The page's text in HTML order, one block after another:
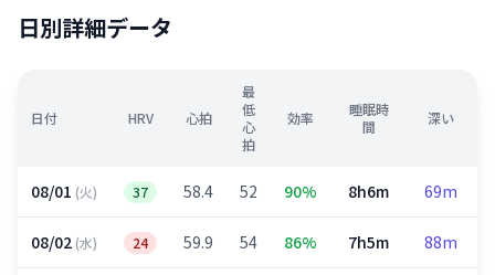
日別詳細データ
日付 HRV 心拍
最
低
心
拍
効率
睡眠時
間
深い
08/01 (火) 37 58.4 52 90% 8h6m 69m
08/02(水) 24 59.9 54 86% 7h5m 88m